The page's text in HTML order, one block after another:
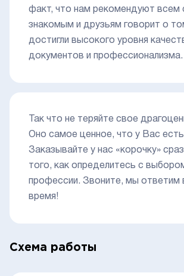
факт, что нам рекомендуют всем
знакомым и друзьям говорит о
достигли высокого уровня
документов и профессионализма.
Так что не теряйте свое
Оно самое ценное, что у Вас
Заказывайте у нас «корочку»
того, как определитесь с
профессии. Звоните, мы ответим
время!
Схема работы